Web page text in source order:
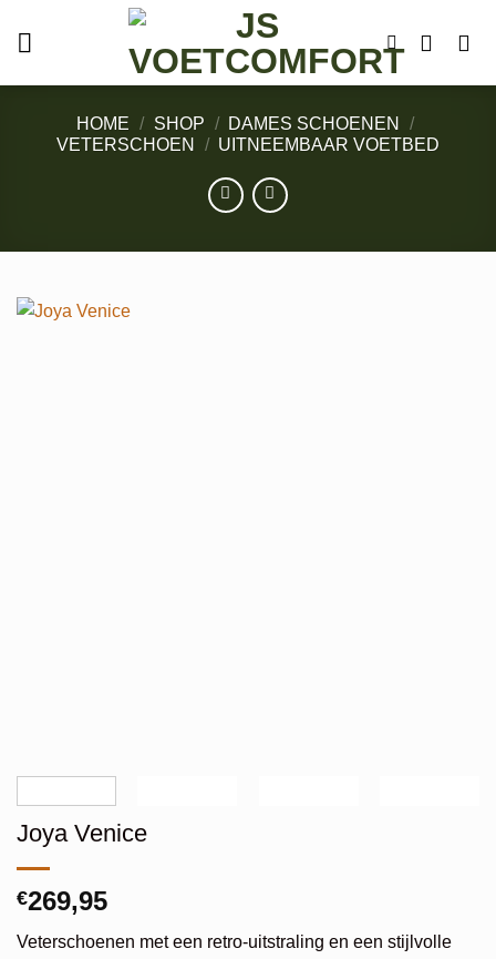
naar
HOME / SHOP / DAMES SCHOENEN
/
VETERSCHOEN
/ UITNEEMBAAR VOETBED
Joya Venice
€269,95
Veterschoenen met een retro-uitstraling en een stijlvolle